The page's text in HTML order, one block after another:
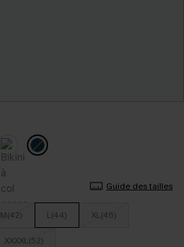
Guide des tailles
M(42) L(44) XL(46)
XXXXL(52)